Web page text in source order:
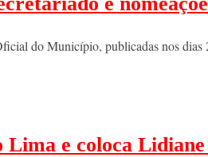
do Município, publicadas nos
e coloca